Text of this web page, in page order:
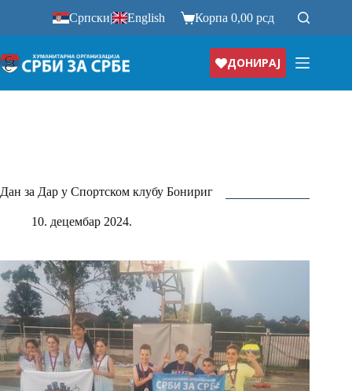
Српски| English Корпа0,00рсд
ДОНИРАЈ
Дан за Дар у Спортском клубу Бонириг
10. децембар 2024.